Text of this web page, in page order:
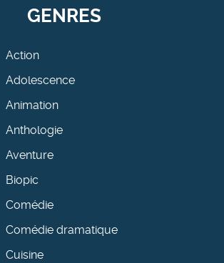
GENRES
Action
Adolescence
Animation
Anthologie
Aventure
Biopic
Comédie
Comédie dramatique
Cuisine